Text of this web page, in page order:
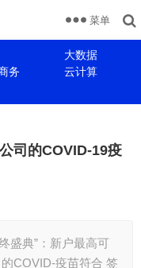
大数据
务
云计算
菜单
司的COVID-19疫
盛典”：新户最高可
COVID-疫苗符合 签